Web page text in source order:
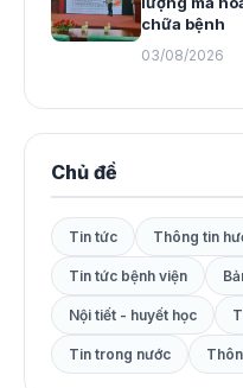
chữa bệnh
03/08/2026
Chủ đề
Tin tức Thông tin
Tin tức bệnh viện
Nội tiết - huyết học
Tin trong nước